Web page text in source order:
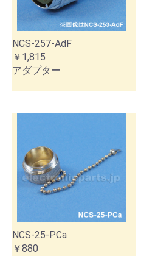
NCS-257-AdF
￥1,815
アダプター
NCS-25-PCa
￥880